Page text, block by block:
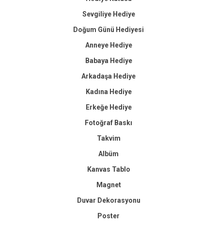
Sevgiliye Hediye
Doğum Günü Hediyesi
Anneye Hediye
Babaya Hediye
Arkadaşa Hediye
Kadına Hediye
Erkeğe Hediye
Fotoğraf Baskı
Takvim
Albüm
Kanvas Tablo
Magnet
Duvar Dekorasyonu
Poster